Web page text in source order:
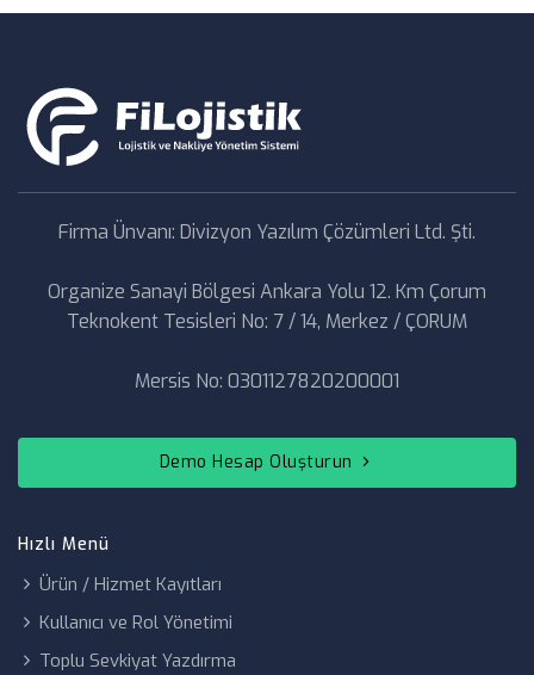
Takibi
Trafik Cezası
& Yol/Köprü
Gider Takibi
Sigorta &
Kasko Takibi
Sanayi Bakım
Takibi
Fatura & Fiş
Kasa
Çek & Senet
Takibi
Firma Ünvanı: Divizyon Yazılım Çözümleri Ltd. Şti.
Organize Sanayi Bölgesi Ankara Yolu 12. Km Çorum
Teknokent Tesisleri No: 7 / 14, Merkez / ÇORUM
Mersis No: 0301127820200001
Demo Hesap Oluşturun
Hızlı Menü
Ürün / Hizmet Kayıtları
Kullanıcı ve Rol Yönetimi
Toplu Sevkiyat Yazdırma